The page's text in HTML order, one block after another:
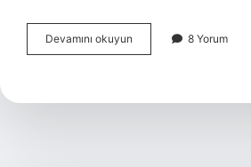
Devamını okuyun
Karası
yetişir
8 Yorum